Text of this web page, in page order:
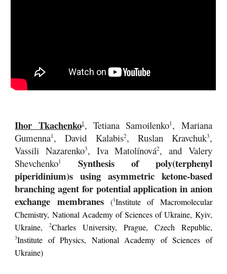
Ihor Tkachenko1, Tetiana Samoilenko1 , Mariana
Gumenna1 , David Kalabis2, Ruslan Kravchuk3,
Vassili Nazarenko3, Iva Matolínová2, and Valery
Shevchenko1
Synthesis of poly(terphenyl
piperidinium)s using asymmetric ketone-based
branching agent for potential application in anion
exchange membranes
(1Institute of Macromolecular
Chemistry, National Academy of Sciences of Ukraine, Kyiv,
Ukraine,2Charles University, Prague, Czech Republic,
3Institute of Physics, National Academy of Sciences of
Ukraine)